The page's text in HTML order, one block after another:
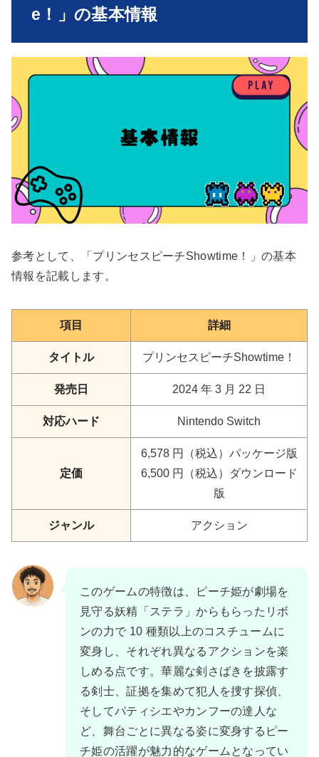
e！」の基本情報
参考として、「プリンセスピーチShowtime！」の基本
情報を記載します。
項目 詳細
タイトル プリンセスピーチShowtime！
発売日 2024 年 3 月 22 日
対応ハード Nintendo Switch
定価
6,578 円（税込）パッケージ版
6,500 円（税込）ダウンロード
版
ジャンル アクション
このゲームの特徴は、ピーチ姫が劇場を
見守る妖精「ステラ」からもらったリボ
ンの力で 10 種類以上のコスチュームに
変身し、それぞれ異なるアクションを楽
しめる点です。華麗な剣さばきを披露す
る剣士、証拠を集めて犯人を捜す探偵、
そしてパティシエやカンフーの達人な
ど、舞台ごとに異なる姿に変身するピー
チ姫の活躍が魅力的なゲームとなってい